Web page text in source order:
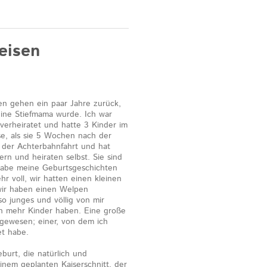
gehen ein paar Jahre zurück,
Stiefmama wurde. Ich war
und hatte 3 Kinder im
als sie 5 Wochen nach der
Achterbahnfahrt und hat
und heiraten selbst. Sie sind
meine Geburtsgeschichten
voll, wir hatten einen kleinen
haben einen Welpen
junges und völlig von mir
mehr Kinder haben. Eine große
einer, von dem ich
habe.
die natürlich und
geplanten Kaiserschnitt, der